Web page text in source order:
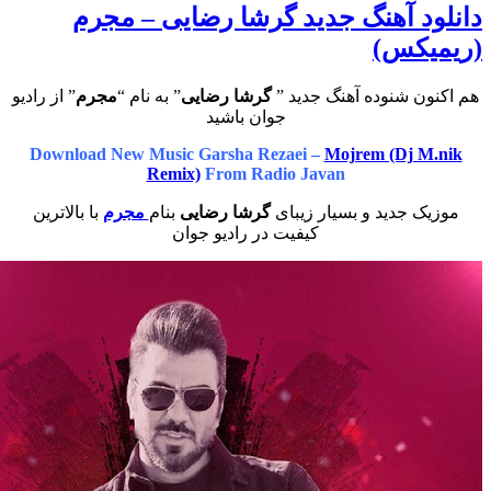
آهنگ جدید گرشا رضایی – مجرم
شنوده آهنگ جدید ”گرشا رضایی” به نام “مجرم” از رادیو
جوان باشید
Download New Music Garsha Rezaei –Mojrem (Dj
Remix)From Radio Javan
جدید و بسیار زیبایگرشا رضاییبناممجرمبا بالاترین
کیفیت در رادیو جوان